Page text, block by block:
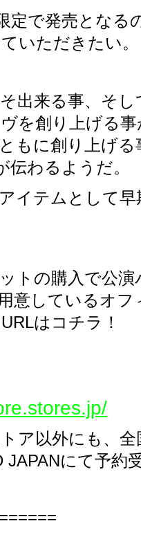
定で発売となる
いただきたい。
出来る事、そ
を創り上げる
もに創り上げ
伝わるようだ。
イテムとして早
トの購入で公
意しているオフ
はコチラ！
ア以外にも、全
JAPANにて予約